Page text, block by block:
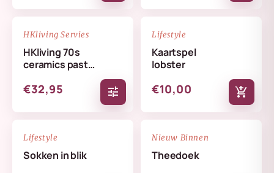
NIEUW
HKliving Servies
HKliving 70s
ceramics pasta
€32,95 tune
NIEUW
Lifestyle
Kaartspel
lobster
€10,00 add_shopping_cart
NIEUW
Lifestyle
Sokken in blik
NIEUW
Nieuw Binnen
Theedoek